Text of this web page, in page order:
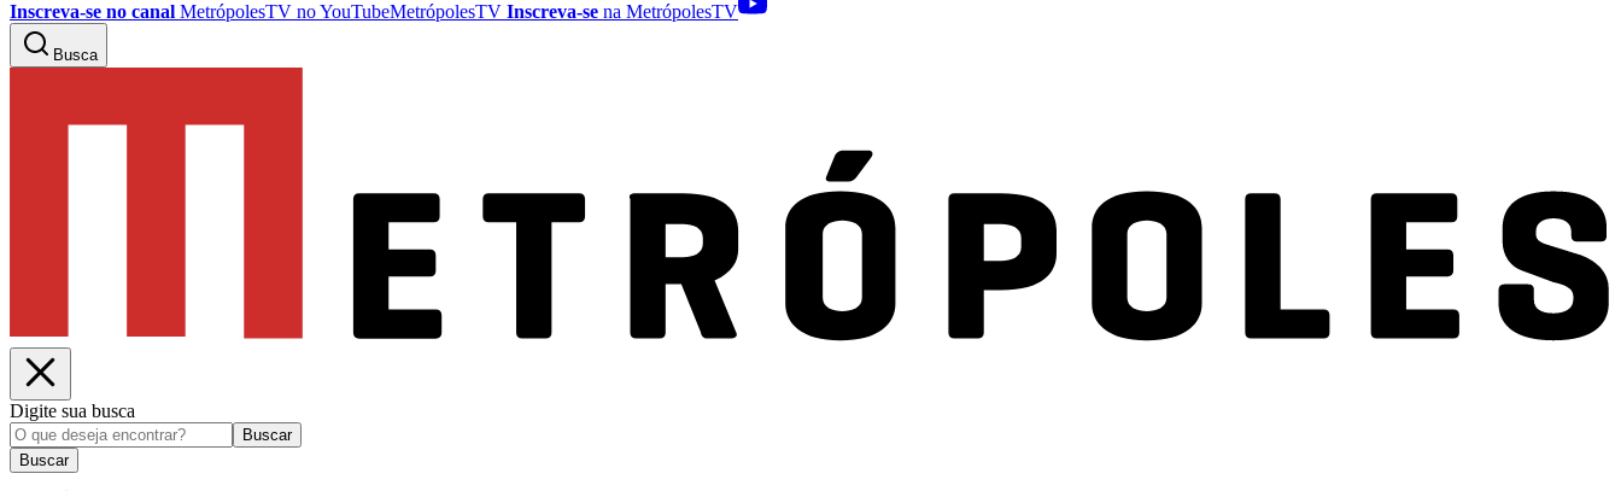
Inscreva-se no canal MetrópolesTV noYouTubeMetrópolesTV Inscreva-se na MetrópolesTV
Busca
Digite sua busca
Buscar
Buscar